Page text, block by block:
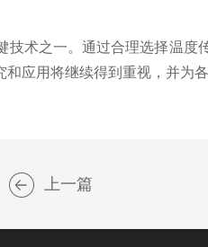
之一。通过合理选择温度
应用将继续得到重视，并为
上一篇